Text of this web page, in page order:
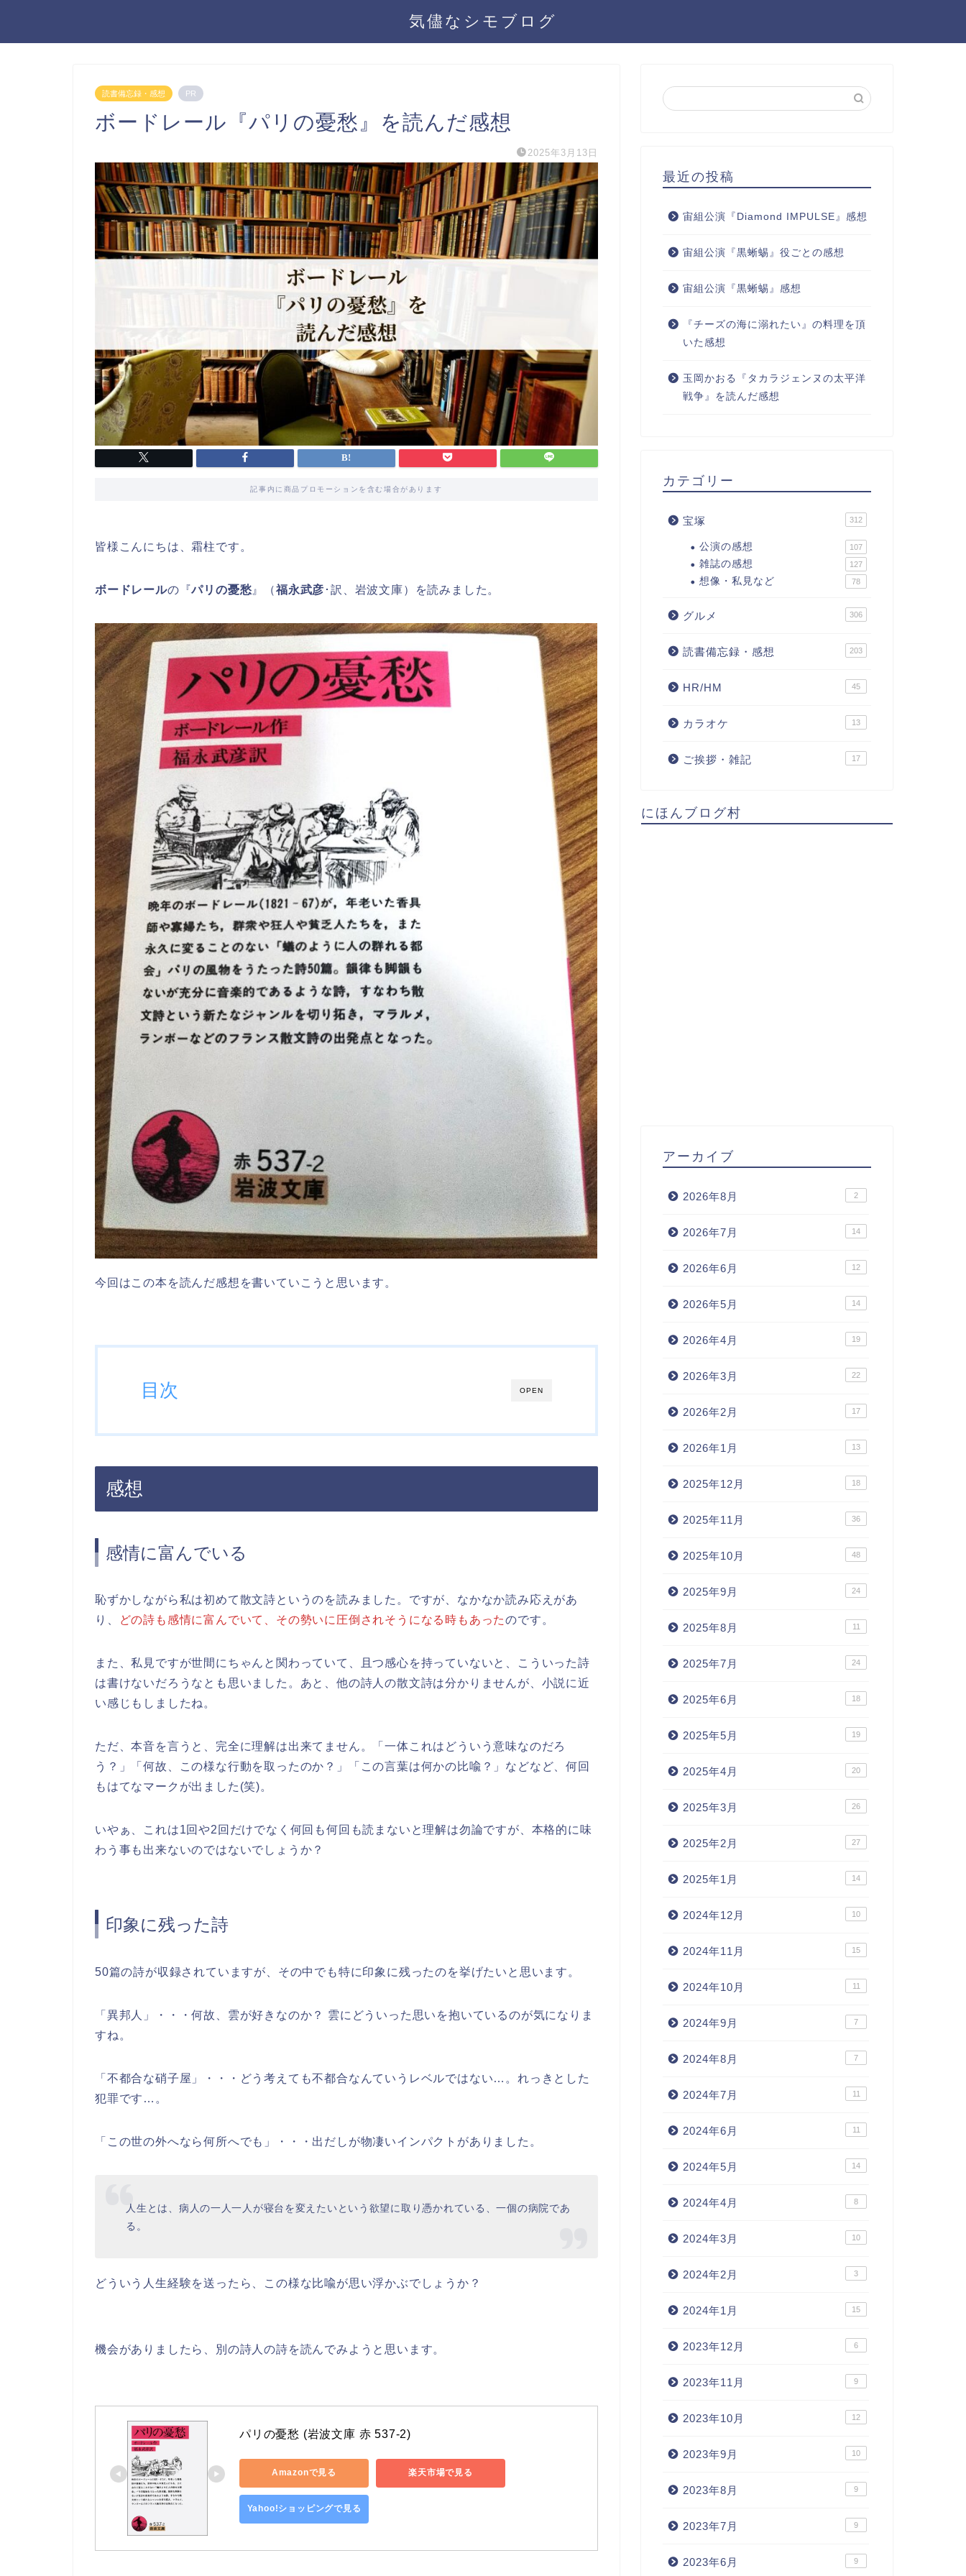
気儘なシモブログ
読書備忘録・感想 PR
ボードレール『パリの憂愁』を読んだ感想
2025年3月13日
記事内に商品プロモーションを含む場合があります
皆様こんにちは、霜柱です。
ボードレールの『パリの憂愁 』（福永武彦 ･訳、岩波文庫）を読みました。
今回はこの本を読んだ感想を書いていこうと思います。
OPEN
目次
感想
感情に富んでいる
恥ずかしながら私は初めて散文詩というのを読みました。ですが、なかなか読み応えがあ
り、
どの詩も感情に富んでいて、その勢いに圧倒されそうになる時もあったのです。
また、私見ですが世間にちゃんと関わっていて、且つ感心を持っていないと、こういった詩
は書けないだろうなとも思いました。あと、他の詩人の散文詩は分かりませんが、小説に近
い感じもしましたね。
ただ、本音を言うと、完全に理解は出来てません。「一体これはどういう意味なのだろ
う？」「何故、この様な行動を取ったのか？」「この言葉は何かの比喩？」などなど、何回
もはてなマークが出ました(笑)。
いやぁ、これは1回や2回だけでなく何回も何回も読まないと理解は勿論ですが、本格的に味
わう事も出来ないのではないでしょうか？
印象に残った詩
50篇の詩が収録されていますが、その中でも特に印象に残ったのを挙げたいと思います。
「異邦人」・・・何故、雲が好きなのか？ 雲にどういった思いを抱いているのが気になりま
すね。
「不都合な硝子屋」・・・どう考えても不都合なんていうレベルではない…。れっきとした
犯罪です…。
「この世の外へなら何所へでも」・・・出だしが物凄いインパクトがありました。
人生とは、病人の一人一人が寝台を変えたいという欲望に取り憑かれている、一個の病院であ
る。
どういう人生経験を送ったら、この様な比喩が思い浮かぶでしょうか？
機会がありましたら、別の詩人の詩を読んでみようと思います。
パリの憂愁 (岩波文庫 赤 537-2)
Amazonで見る 楽天市場で見る
Yahoo!ショッピングで見る
最近の投稿
宙組公演『Diamond IMPULSE』感想
宙組公演『黒蜥蜴』役ごとの感想
宙組公演『黒蜥蜴』感想
『チーズの海に溺れたい』の料理を頂
いた感想
玉岡かおる『タカラジェンヌの太平洋
戦争』を読んだ感想
カテゴリー
宝塚 312
公演の感想 107
雑誌の感想 127
想像・私見など 78
グルメ 306
読書備忘録・感想 203
HR/HM 45
カラオケ 13
ご挨拶・雑記 17
にほんブログ村
アーカイブ
2026年8月 2
2026年7月 14
2026年6月 12
2026年5月 14
2026年4月 19
2026年3月 22
2026年2月 17
2026年1月 13
2025年12月 18
2025年11月 36
2025年10月 48
2025年9月 24
2025年8月 11
2025年7月 24
2025年6月 18
2025年5月 19
2025年4月 20
2025年3月 26
2025年2月 27
2025年1月 14
2024年12月 10
2024年11月 15
2024年10月 11
2024年9月 7
2024年8月 7
2024年7月 11
2024年6月 11
2024年5月 14
2024年4月 8
2024年3月 10
2024年2月 3
2024年1月 15
2023年12月 6
2023年11月 9
2023年10月 12
2023年9月 10
2023年8月 9
2023年7月 9
2023年6月 9